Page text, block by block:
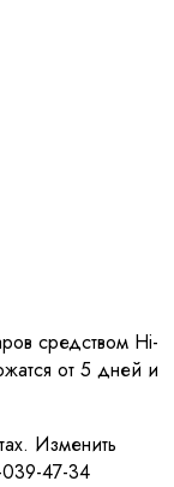
средством Hi-
от 5 дней и
Изменить
47-34